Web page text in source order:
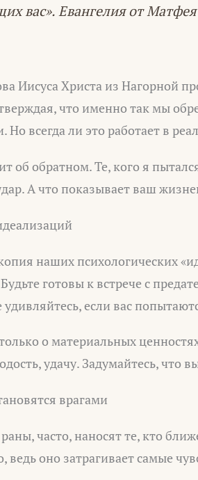
вас». Евангелия от
Иисуса Христа из Нагорной
что именно так мы
всегда ли это работает в
об обратном. Те, кого я
А что показывает ваш
наших психологических
готовы к встрече с
удивляйтесь, если вас
о материальных
удачу. Задумайтесь, что
врагами
часто, наносят те, кто
ведь оно затрагивает самые